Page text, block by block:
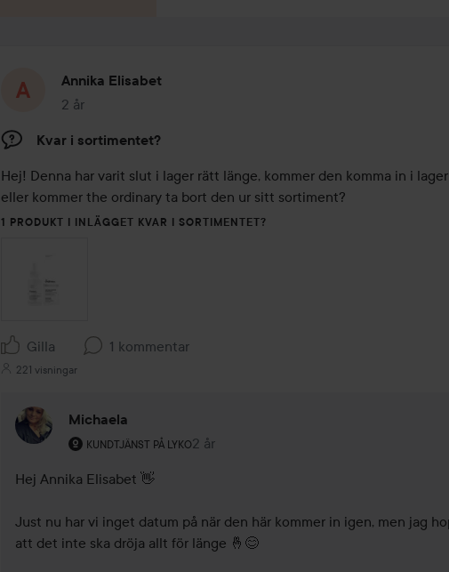
Annika Elisabet
2 år
Inlägget skapades 2 år
Kvar i sortimentet?
Hej! Denna har varit slut i lager rätt länge, kommer den komma in i
eller kommer the ordinary ta bort den ur sitt sortiment?
1 PRODUKT I INLÄGGET KVAR I SORTIMENTET?
Gilla 1 kommentar
221 visningar
Michaela
KUNDTJÄNST PÅ LYKO
Användarens roll: Kundtjänst på Lyko.
2 år
Kommentaren lades 2 år
Hej Annika Elisabet 👋
Just nu har vi inget datum på när den här kommer in igen, men jag
att det inte ska dröja allt för länge 🤞😊